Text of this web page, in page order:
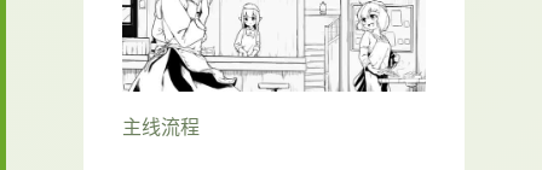
主线流程